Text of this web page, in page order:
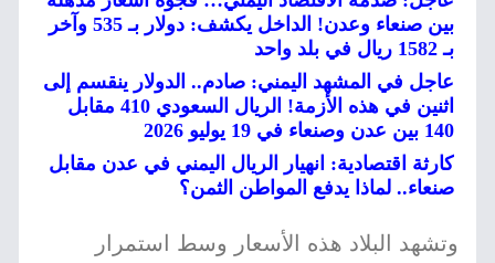
بين صنعاء وعدن! الداخل يكشف: دولار بـ 535 وآخر
بـ 1582 ريال في بلد واحد
عاجل في المشهد اليمني: صادم.. الدولار ينقسم إلى
اثنين في هذه الأزمة! الريال السعودي 410 مقابل
140 بين عدن وصنعاء في 19 يوليو 2026
كارثة اقتصادية: انهيار الريال اليمني في عدن مقابل
صنعاء.. لماذا يدفع المواطن الثمن؟
وتشهد البلاد هذه الأسعار وسط استمرار